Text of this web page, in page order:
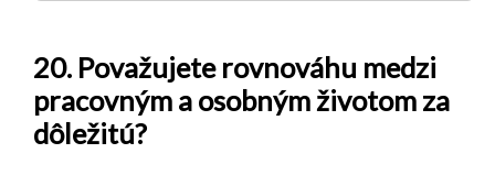
20. Považujete rovnováhu medzi
pracovným a osobným životom za
dôležitú?